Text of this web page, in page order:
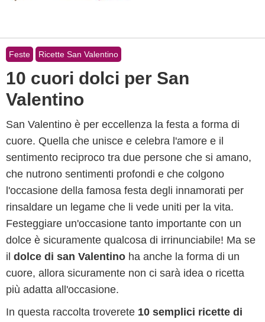
Feste Ricette San Valentino
10 cuori dolci per San
Valentino
San Valentino è per eccellenza la festa a forma di
cuore. Quella che unisce e celebra l'amore e il
sentimento reciproco tra due persone che si amano,
che nutrono sentimenti profondi e che colgono
l'occasione della famosa festa degli innamorati per
rinsaldare un legame che li vede uniti per la vita.
Festeggiare un'occasione tanto importante con un
dolce è sicuramente qualcosa di irrinunciabile! Ma se
il dolce di san Valentino ha anche la forma di un
cuore, allora sicuramente non ci sarà idea o ricetta
più adatta all'occasione.
In questa raccolta troverete 10 semplici ricette di